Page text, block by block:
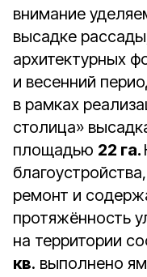
внимание
высадке
архитектурных
и весенний
в рамках
столица»
площадью 22 га.
ремонт и
протяжённость
на территории
кв. выполнено